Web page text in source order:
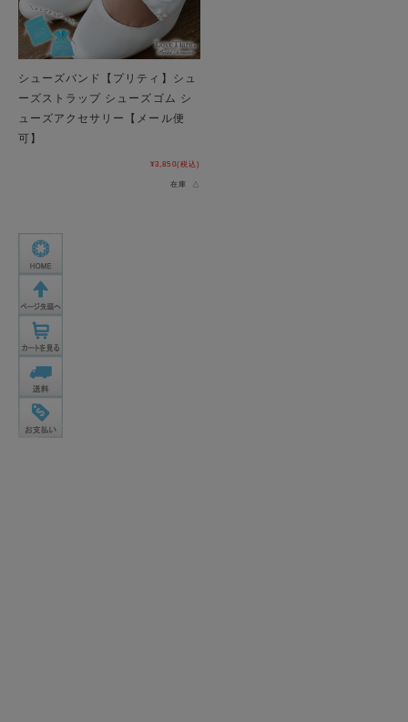
シューズバンド【プリティ】シュ
ーズストラップ シューズゴム シ
ューズアクセサリー【メール便
可】
¥3,850(税込)
在庫 △